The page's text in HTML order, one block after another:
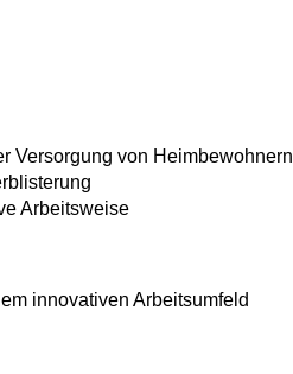
Versorgung von Heimbewohnern
Arbeitsweise
innovativen Arbeitsumfeld